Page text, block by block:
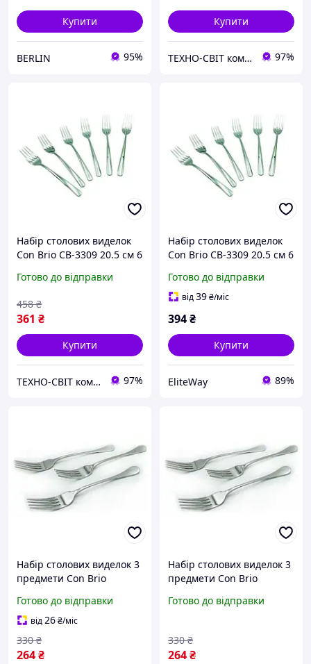
Купити
BERLIN 95%
Купити
ТЕХНО-СВІТ компьютерна техніка, мобільні аксесуари, електронна техніка та багато іншого. 97%
Набір столових виделок
Сon Brio СB-3309 20.5 см 6
Готово до відправки
361 ₴
458 ₴
Купити
ТЕХНО-СВІТ компьютерна техніка, мобільні аксесуари, електронна техніка та багато іншого. 97%
Набір столових виделок
Сon Brio СB-3309 20.5 см 6
Готово до відправки
від39₴/міс
394₴
Купити
EliteWay 89%
Набір столових виделок 3
предмети Сon Brio
Готово до відправки
від26₴/міс
264₴
330 ₴
Набір столових виделок 3
предмети Сon Brio
Готово до відправки
264₴
330 ₴